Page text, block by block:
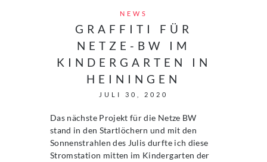
NEWS
GRAFFITI FÜR
NETZE-BW IM
KINDERGARTEN IN
HEININGEN
JULI 30, 2020
Das nächste Projekt für die Netze BW
stand in den Startlöchern und mit den
Sonnenstrahlen des Julis durfte ich diese
Stromstation mitten im Kindergarten der